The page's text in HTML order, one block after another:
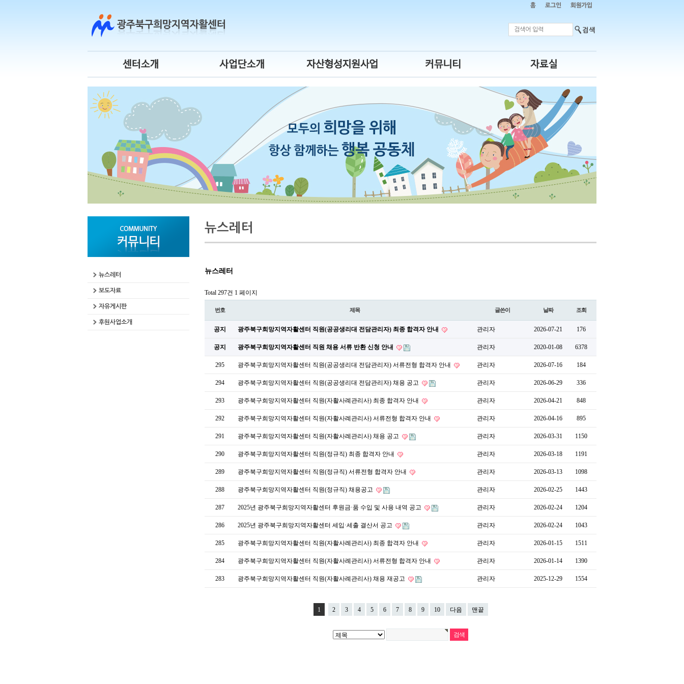
센터연혁
센터장 인사말
조직도
운영위원회
오시는 길
센터 로고
청년자립도전
게이트웨이
시간제 자활근로
자활사업 안내
청년내일저축계좌
자유게시판
후원사업소개
자료실
뉴스레터
보도자료
자유게시판
후원사업소개
뉴스레터
뉴스레터
Total 297건 1 페이지
번호 제목 글쓴이 날짜 조회
공지 광주북구희망지역자활센터 직원(공공생리대 전담관리자) 최종 합격자 안내 관리자 2026-07-21 176
공지 광주북구희망지역자활센터 직원 채용 서류 반환 신청 안내 관리자 2020-01-08 6378
295 광주북구희망지역자활센터 직원(공공생리대 전담관리자) 서류전형 합격자 안내 관리자 2026-07-16 184
294 광주북구희망지역자활센터 직원(공공생리대 전담관리자) 채용 공고 관리자 2026-06-29 336
293 ​광주북구희망지역자활센터 직원(자활사례관리사) 최종 합격자 안내 관리자 2026-04-21 848
292 광주북구희망지역자활센터 직원(자활사례관리사) 서류전형 합격자 안내 관리자 2026-04-16 895
291 광주북구희망지역자활센터 직원(자활사례관리사) 채용 공고 관리자 2026-03-31 1150
290 광주북구희망지역자활센터 직원(정규직) 최종 합격자 안내 관리자 2026-03-18 1191
289 광주북구희망지역자활센터 직원(정규직) 서류전형 합격자 안내 관리자 2026-03-13 1098
288 광주북구희망지역자활센터 직원(정규직) 채용공고 관리자 2026-02-25 1443
287 2025년 광주북구희망지역자활센터 후원금·품 수입 및 사용 내역 공고 관리자 2026-02-24 1204
286 2025년 광주북구희망지역자활센터 세입·세출 결산서 공고 관리자 2026-02-24 1043
285 광주북구희망지역자활센터 직원(자활사례관리사) 최종 합격자 안내 관리자 2026-01-15 1511
284 광주북구희망지역자활센터 직원(자활사례관리사) 서류전형 합격자 안내 관리자 2026-01-14 1390
283 광주북구희망지역자활센터 직원(자활사례관리사) 채용 재공고 관리자 2025-12-29 1554
1 2 3 4 5 6 7 8 9 10 다음 맨끝